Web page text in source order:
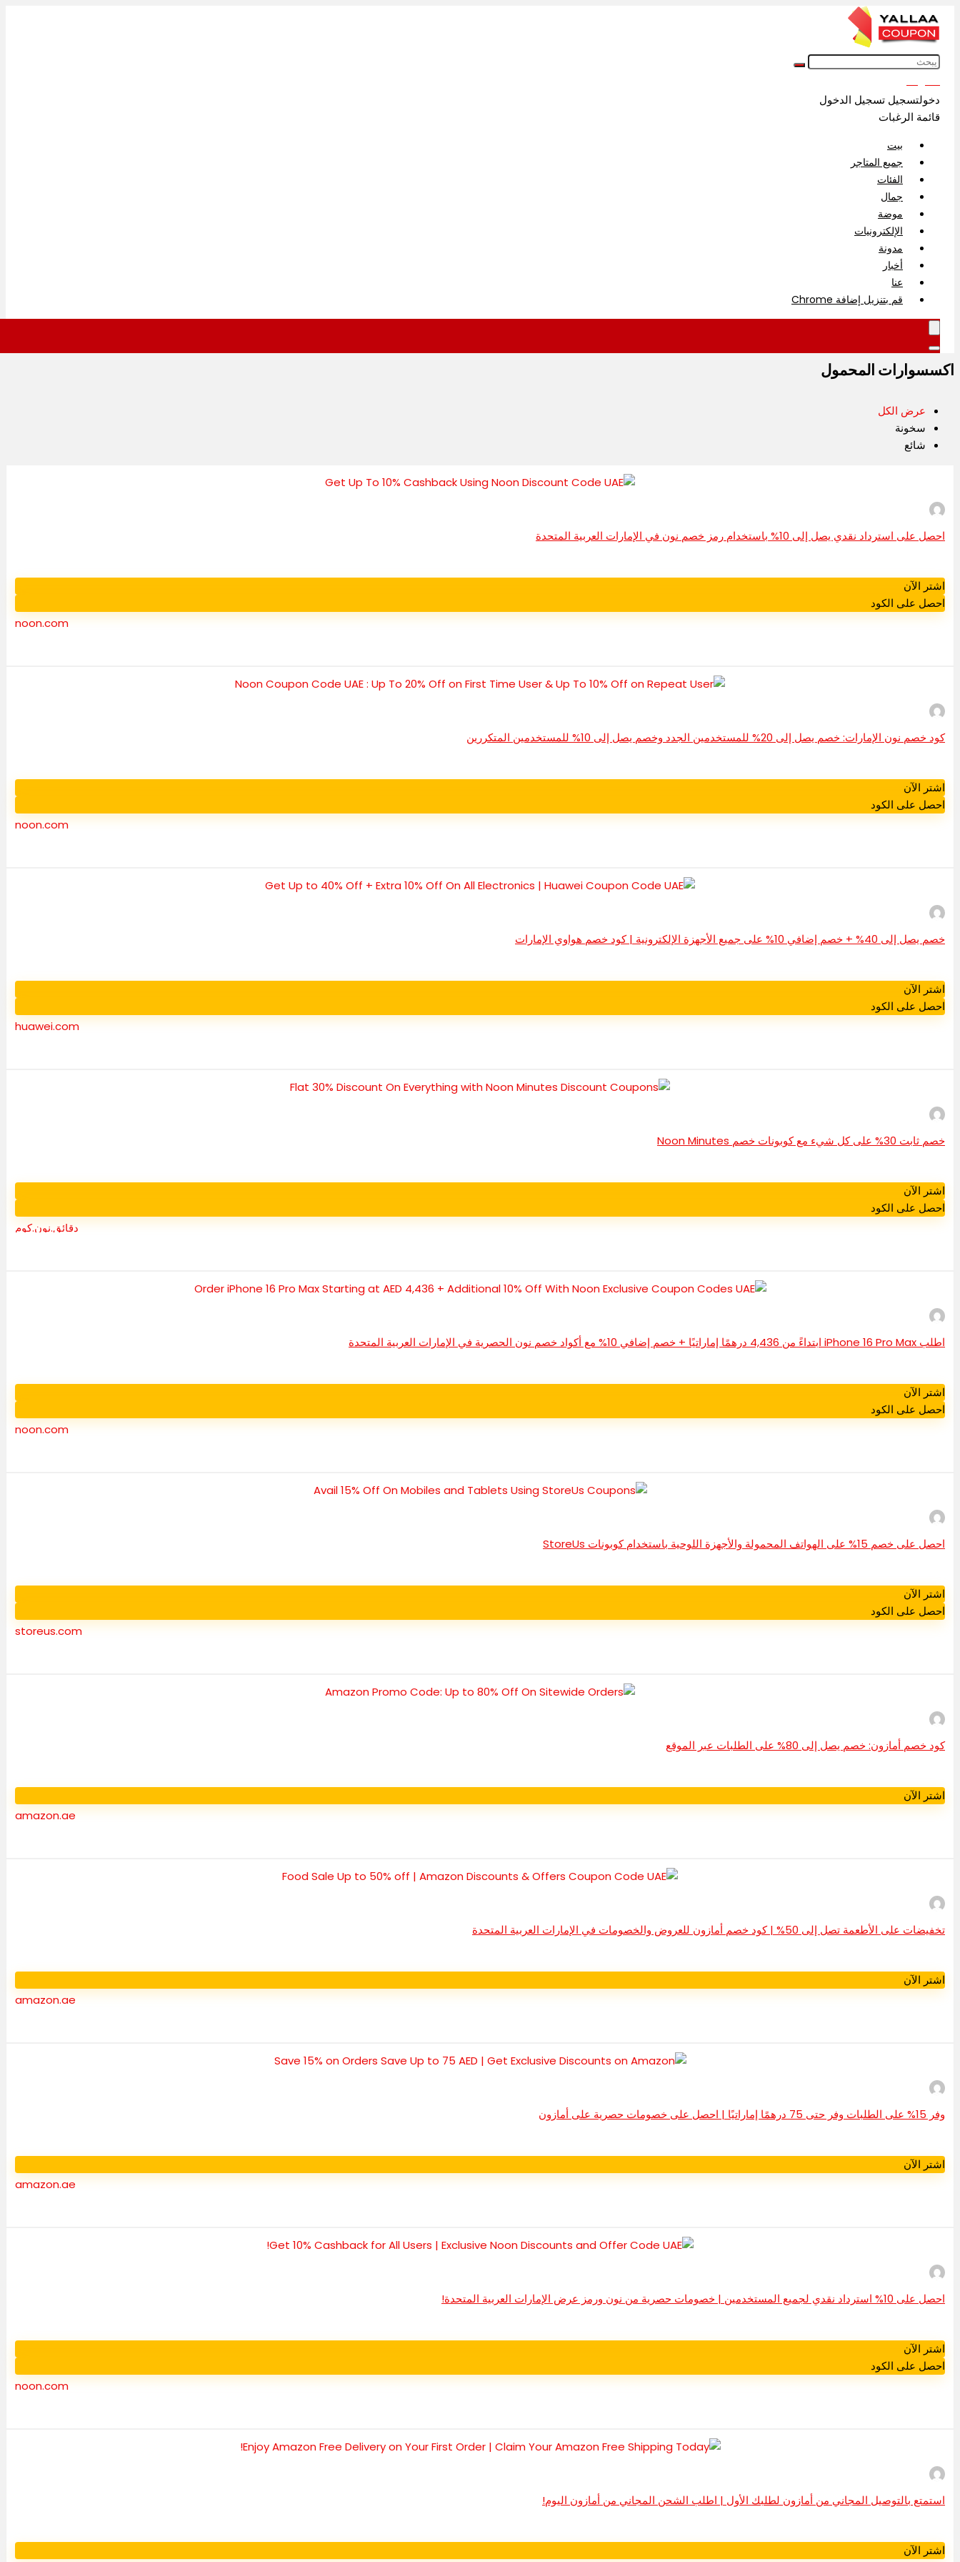
دخولتسجيل تسجيل الدخول
قائمة الرغبات
بيت
جميع المتاجر
الفئات
جمال
موضة
الإلكترونيات
مدونة
أخبار
عنا
قم بتنزيل إضافة Chrome
اكسسوارات المحمول
عرض الكل
سخونة
شائع
احصل على استرداد نقدي يصل إلى 10% باستخدام رمز خصم نون في الإمارات العربية المتحدة
اشتر الآن
احصل على الكود
noon.com
كود خصم نون الإمارات: خصم يصل إلى 20% للمستخدمين الجدد وخصم يصل إلى 10% للمستخدمين المتكررين
اشتر الآن
احصل على الكود
noon.com
خصم يصل إلى 40% + خصم إضافي 10% على جميع الأجهزة الإلكترونية | كود خصم هواوي الإمارات
اشتر الآن
احصل على الكود
huawei.com
خصم ثابت 30% على كل شيء مع كوبونات خصم Noon Minutes
اشتر الآن
احصل على الكود
دقائق.نون.كوم
اطلب iPhone 16 Pro Max ابتداءً من 4,436 درهمًا إماراتيًا + خصم إضافي 10% مع أكواد خصم نون الحصرية في الإمارات العربية المتحدة
اشتر الآن
احصل على الكود
noon.com
احصل على خصم 15% على الهواتف المحمولة والأجهزة اللوحية باستخدام كوبونات StoreUs
اشتر الآن
احصل على الكود
storeus.com
كود خصم أمازون: خصم يصل إلى 80% على الطلبات عبر الموقع
اشتر الآن
amazon.ae
تخفيضات على الأطعمة تصل إلى 50% | كود خصم أمازون للعروض والخصومات في الإمارات العربية المتحدة
اشتر الآن
amazon.ae
وفر 15% على الطلبات وفر حتى 75 درهمًا إماراتيًا | احصل على خصومات حصرية على أمازون
اشتر الآن
amazon.ae
احصل على 10% استرداد نقدي لجميع المستخدمين | خصومات حصرية من نون ورمز عرض الإمارات العربية المتحدة!
اشتر الآن
احصل على الكود
noon.com
استمتع بالتوصيل المجاني من أمازون لطلبك الأول | اطلب الشحن المجاني من أمازون اليوم!
اشتر الآن